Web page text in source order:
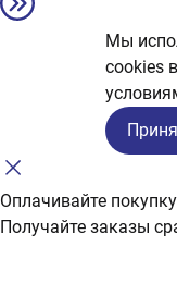
Мы
сookies
Оплачивайте
Получайте заказы